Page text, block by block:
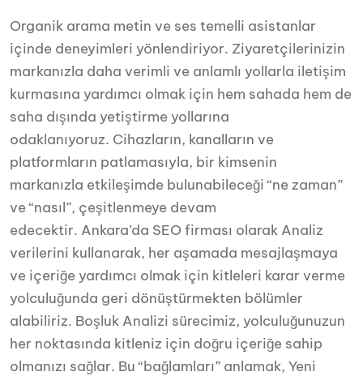
Organik arama metin ve ses temelli asistanlar
içinde deneyimleri yönlendiriyor. Ziyaretçilerinizin
markanızla daha verimli ve anlamlı yollarla iletişim
kurmasına yardımcı olmak için hem sahada hem de
saha dışında yetiştirme yollarına
odaklanıyoruz. Cihazların, kanalların ve
platformların patlamasıyla, bir kimsenin
markanızla etkileşimde bulunabileceği “ne zaman”
ve “nasıl”, çeşitlenmeye devam
edecektir. Ankara’da SEO firması olarak Analiz
verilerini kullanarak, her aşamada mesajlaşmaya
ve içeriğe yardımcı olmak için kitleleri karar verme
yolculuğunda geri dönüştürmekten bölümler
alabiliriz. Boşluk Analizi sürecimiz, yolculuğunuzun
her noktasında kitleniz için doğru içeriğe sahip
olmanızı sağlar. Bu “bağlamları” anlamak, Yeni